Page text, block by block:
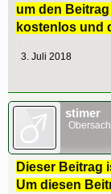
um den
kostenlos und
3. Juli 2018
stimer
Dieser Beitrag
Um diesen